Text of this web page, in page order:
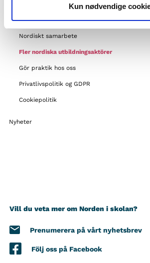
Kun nødvendige
Våra andra projekt
Stödmöjligheter
Nordiskt samarbete
Fler nordiska utbildningsaktörer
Gör praktik hos oss
Privatlivspolitik og GDPR
Cookiepolitik
Nyheter
Vill du veta mer om Norden i skolan?
Prenumerera på vårt nyhetsbrev
Följ oss på Facebook